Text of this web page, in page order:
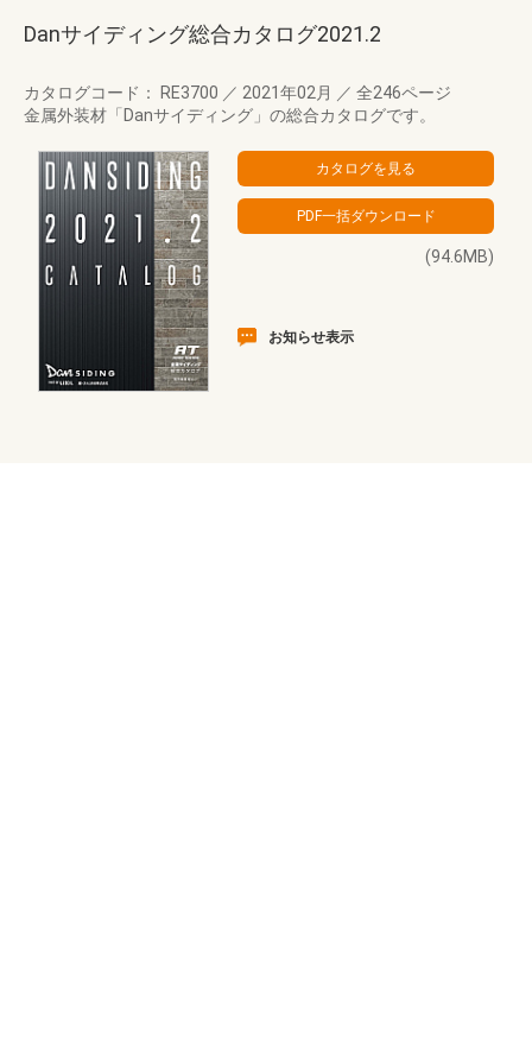
Danサイディング総合カタログ2021.2
カタログコード： RE3700 ／ 2021年02月 ／ 全246ページ
金属外装材「Danサイディング」の総合カタログです。
(94.6MB)
お知らせ表示